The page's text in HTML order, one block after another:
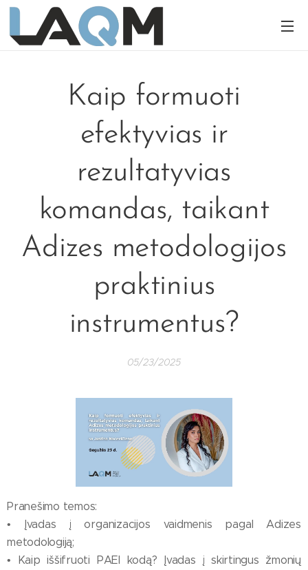
Kaip formuoti
efektyvias ir
rezultatyvias
komandas, taikant
Adizes metodologijos
praktinius
instrumentus?
05/23/2025
Pranešimo temos:
• Įvadas į organizacijos vaidmenis pagal Adizes
metodologiją;
• Kaip iššifruoti PAEI kodą? Įvadas į skirtingus žmonių